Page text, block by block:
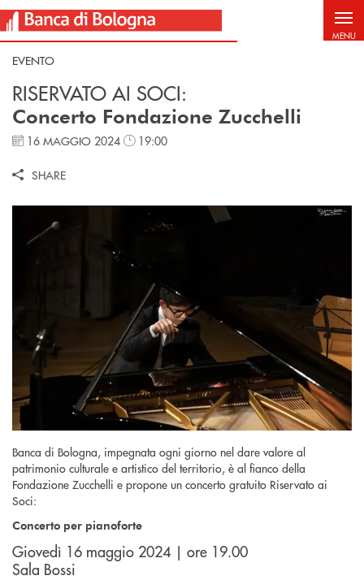
Salta al contenuto principale
MENU
EVENTO
RISERVATO AI SOCI:
Concerto Fondazione Zucchelli
16 MAGGIO 2024 19:00
SHARE
Banca di Bologna, impegnata ogni giorno nel dare valore al
patrimonio culturale e artistico del territorio, è al fianco della
Fondazione Zucchelli e propone un concerto gratuito Riservato ai
Soci:
Concerto per pianoforte
Giovedì 16 maggio 2024 | ore 19.00
Sala Bossi